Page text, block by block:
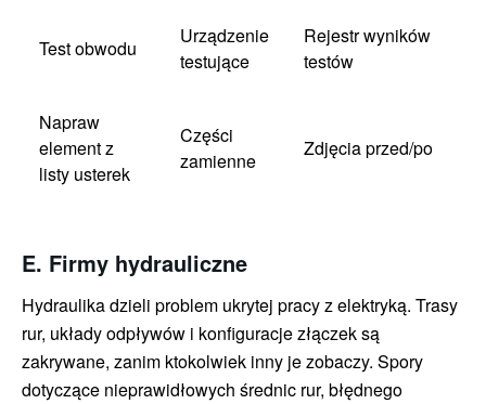
Test obwodu
Urządzenie
testujące
Rejestr wyników
testów
Napraw
element z
listy usterek
Części
zamienne
Zdjęcia przed/po
E. Firmy hydrauliczne
Hydraulika dzieli problem ukrytej pracy z elektryką. Trasy
rur, układy odpływów i konfiguracje złączek są
zakrywane, zanim ktokolwiek inny je zobaczy. Spory
dotyczące nieprawidłowych średnic rur, błędnego